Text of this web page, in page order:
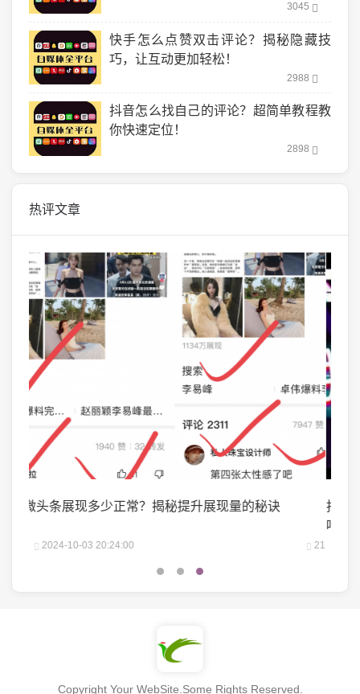
3045
快手怎么点赞双击评论？揭秘隐藏技
巧，让互动更加轻松！
2988
抖音怎么找自己的评论？超简单教程教
你快速定位！
2898
热评文章
抖音巨量千川投流：轻松涨粉的秘密武器，你掌握了
2024-09-10 13:56:04 25
Copyright Your WebSite.Some Rights Reserved.